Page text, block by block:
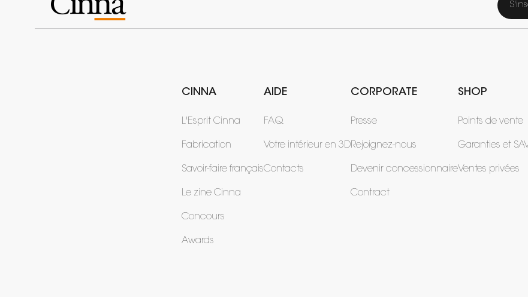
CINNA
L'Esprit Cinna
Fabrication
Savoir-faire français
Le zine Cinna
Concours
Awards
AIDE
FAQ
Votre intérieur en 3D
Contacts
CORPORATE
Presse
Rejoignez-nous
Devenir concessionnaire
Contract
SHOP
Points de vente
Garanties et
Ventes privées